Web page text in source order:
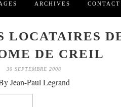
ARCHIVES CONTACT
LOCATAIRES
DE CREIL
30 SEPTEMBRE 2008
Jean-Paul Legrand